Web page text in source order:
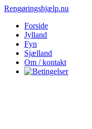
Rengøringshjælp.nu
Forside
Jylland
Fyn
Sjælland
Om / kontakt